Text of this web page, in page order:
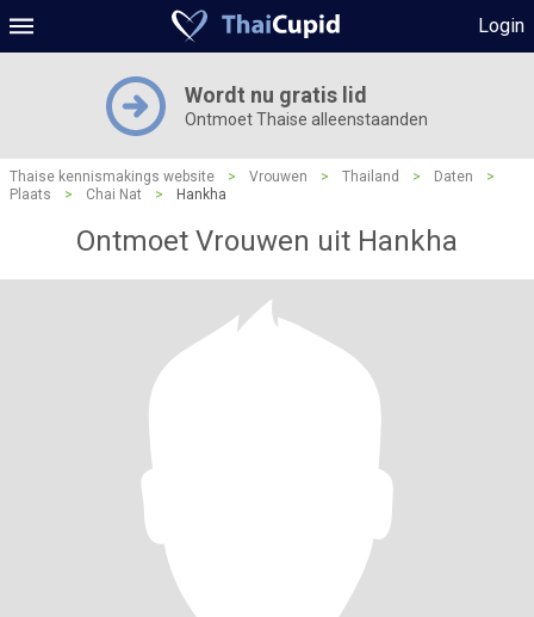
Login
Wordt nu gratis lid
Ontmoet Thaise alleenstaanden
Thaise kennismakings website > Vrouwen > Thailand > Daten
>
Plaats
> Chai Nat > Hankha
Ontmoet Vrouwen uit Hankha